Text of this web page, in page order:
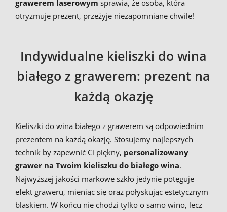
grawerem laserowym sprawia, że osoba, która
otryzmuje prezent, przeżyje niezapomniane chwile!
Indywidualne kieliszki do wina
białego z grawerem: prezent na
każdą okazję
Kieliszki do wina białego z grawerem są odpowiednim
prezentem na każdą okazję. Stosujemy najlepszych
technik by zapewnić Ci piękny, personalizowany
grawer na Twoim kieliszku do białego wina.
Najwyższej jakości markowe szkło jedynie potęguje
efekt graweru, mieniąc się oraz połyskując estetycznym
blaskiem. W końcu nie chodzi tylko o samo wino, lecz